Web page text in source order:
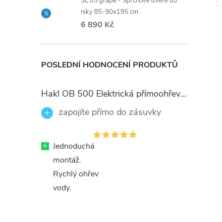
niky 85-90x195 cm
6 890 Kč
POSLEDNÍ HODNOCENÍ PRODUKTŮ
Hakl OB 500 Elektrická přímoohřevná vodovodní baterie, černé flexi ramínko
zapojíte přímo do zásuvky
+ Jednoduchá
montáž.
Rychlý ohřev
vody.